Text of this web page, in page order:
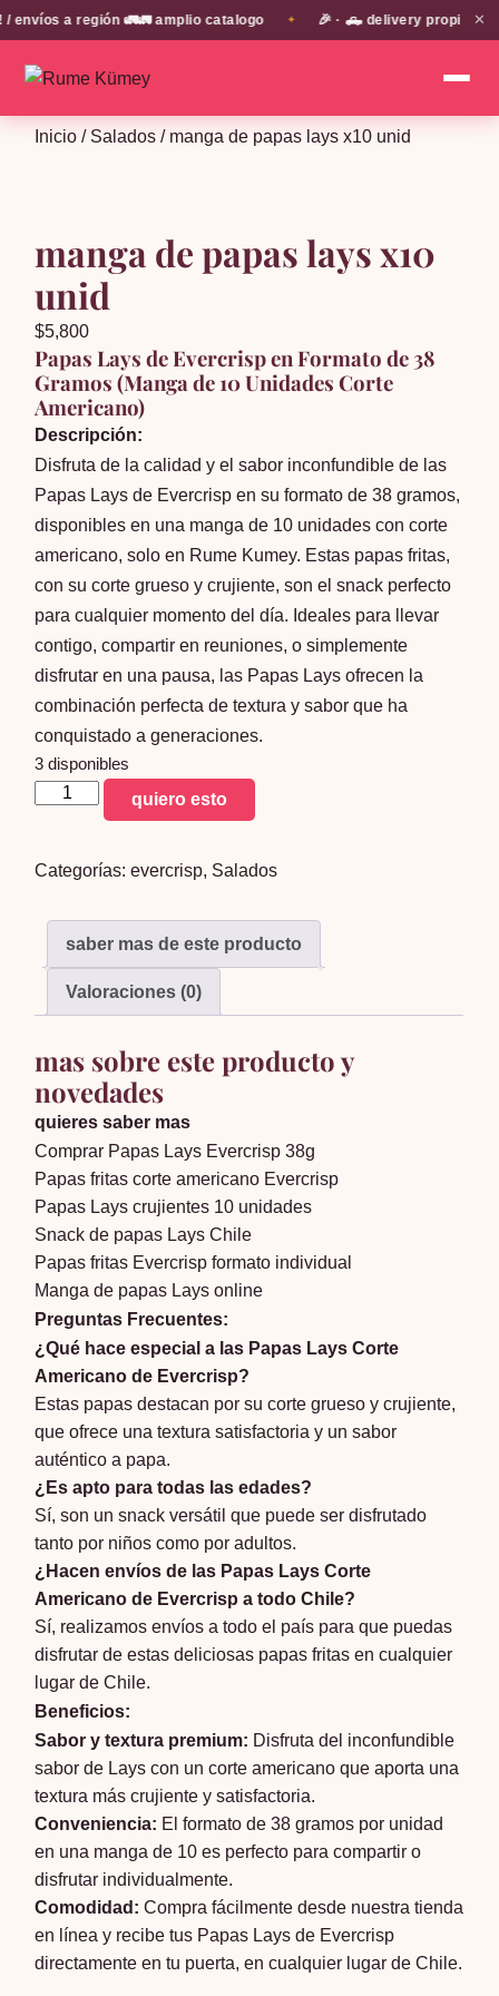
a región 🚛🚛 amplio catalogo ✦ 🎉 · 🛻 delivery propio en EN
✕
Inicio / Salados / manga de papas lays x10 unid
manga de papas lays x10
unid
$5,800
Papas Lays de Evercrisp en Formato de 38
Gramos (Manga de 10 Unidades Corte
Americano)
Descripción:
Disfruta de la calidad y el sabor inconfundible de las
Papas Lays de Evercrisp en su formato de 38 gramos,
disponibles en una manga de 10 unidades con corte
americano, solo en Rume Kumey. Estas papas fritas,
con su corte grueso y crujiente, son el snack perfecto
para cualquier momento del día. Ideales para llevar
contigo, compartir en reuniones, o simplemente
disfrutar en una pausa, las Papas Lays ofrecen la
combinación perfecta de textura y sabor que ha
conquistado a generaciones.
3 disponibles
manga
lays
quiero esto
Categorías:evercrisp, Salados
saber mas de este producto
Valoraciones (0)
mas sobre este producto y
novedades
quieres saber mas
Comprar Papas Lays Evercrisp 38g
Papas fritas corte americano Evercrisp
Papas Lays crujientes 10 unidades
Snack de papas Lays Chile
Papas fritas Evercrisp formato individual
Manga de papas Lays online
Preguntas Frecuentes:
¿Qué hace especial a las Papas Lays Corte
Americano de Evercrisp?
Estas papas destacan por su corte grueso y crujiente,
que ofrece una textura satisfactoria y un sabor
auténtico a papa.
¿Es apto para todas las edades?
Sí, son un snack versátil que puede ser disfrutado
tanto por niños como por adultos.
¿Hacen envíos de las Papas Lays Corte
Americano de Evercrisp a todo Chile?
Sí, realizamos envíos a todo el país para que puedas
disfrutar de estas deliciosas papas fritas en cualquier
lugar de Chile.
Beneficios:
Sabor y textura premium: Disfruta del inconfundible
sabor de Lays con un corte americano que aporta una
textura más crujiente y satisfactoria.
Conveniencia: El formato de 38 gramos por unidad
en una manga de 10 es perfecto para compartir o
disfrutar individualmente.
Comodidad: Compra fácilmente desde nuestra tienda
en línea y recibe tus Papas Lays de Evercrisp
directamente en tu puerta, en cualquier lugar de Chile.